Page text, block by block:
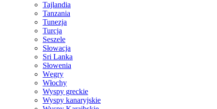
Tajlandia
Tanzania
Tunezja
Turcja
Seszele
Słowacja
Sri Lanka
Słowenia
Węgry
Włochy
Wyspy greckie
Wyspy kanaryjskie